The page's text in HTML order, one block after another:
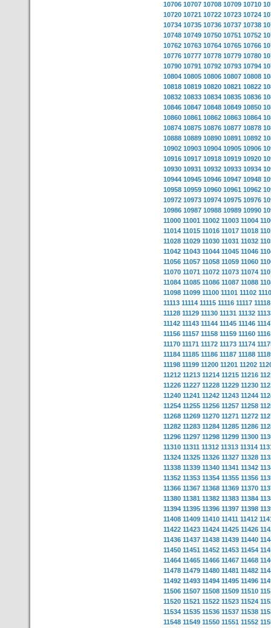
10706 10707 10708 10709 10710
10720 10721 10722 10723 10724
10734 10735 10736 10737 10738
10748 10749 10750 10751 10752
10762 10763 10764 10765 10766
10776 10777 10778 10779 10780
10790 10791 10792 10793 10794
10804 10805 10806 10807 10808
10818 10819 10820 10821 10822
10832 10833 10834 10835 10836
10846 10847 10848 10849 10850
10860 10861 10862 10863 10864
10874 10875 10876 10877 10878
10888 10889 10890 10891 10892
10902 10903 10904 10905 10906
10916 10917 10918 10919 10920
10930 10931 10932 10933 10934
10944 10945 10946 10947 10948
10958 10959 10960 10961 10962
10972 10973 10974 10975 10976
10986 10987 10988 10989 10990
11000 11001 11002 11003 11004
11014 11015 11016 11017 11018
11028 11029 11030 11031 11032
11042 11043 11044 11045 11046
11056 11057 11058 11059 11060
11070 11071 11072 11073 11074
11084 11085 11086 11087 11088
11098 11099 11100 11101 11102
11113 11114 11115 11116 11117 11118
11128 11129 11130 11131 11132
11142 11143 11144 11145 11146
11156 11157 11158 11159 11160
11170 11171 11172 11173 11174
11184 11185 11186 11187 11188
11198 11199 11200 11201 11202
11212 11213 11214 11215 11216
11226 11227 11228 11229 11230
11240 11241 11242 11243 11244
11254 11255 11256 11257 11258
11268 11269 11270 11271 11272
11282 11283 11284 11285 11286
11296 11297 11298 11299 11300
11310 11311 11312 11313 11314
11324 11325 11326 11327 11328
11338 11339 11340 11341 11342
11352 11353 11354 11355 11356
11366 11367 11368 11369 11370
11380 11381 11382 11383 11384
11394 11395 11396 11397 11398
11408 11409 11410 11411 11412
11422 11423 11424 11425 11426
11436 11437 11438 11439 11440
11450 11451 11452 11453 11454
11464 11465 11466 11467 11468
11478 11479 11480 11481 11482
11492 11493 11494 11495 11496
11506 11507 11508 11509 11510
11520 11521 11522 11523 11524
11534 11535 11536 11537 11538
11548 11549 11550 11551 11552